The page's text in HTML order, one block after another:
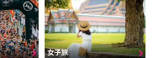
女子旅